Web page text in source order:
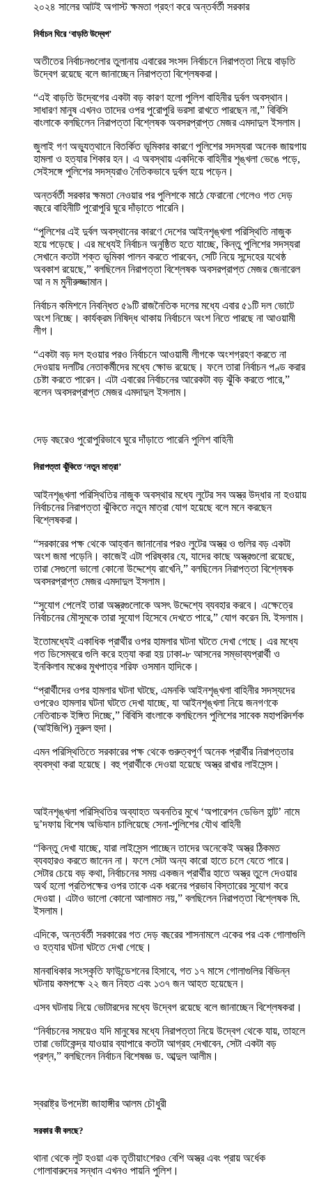
২০২৪ সালের আটই অগাস্ট ক্ষমতা গ্রহণ করে অন্তর্বর্তী সরকার
নির্বাচন ঘিরে ‘বাড়তি উদ্বেগ’
অতীতের নির্বাচনগুলোর তুলানায় এবারের সংসদ নির্বাচনে নিরাপত্তা নিয়ে বাড়তি
উদ্বেগ রয়েছে বলে জানাচ্ছেন নিরাপত্তা বিশ্লেষকরা।
“এই বাড়তি উদ্বেগের একটা বড় কারণ হলো পুলিশ বাহিনীর দুর্বল অবস্থান।
সাধারণ মানুষ এখনও তাদের ওপর পুরোপুরি ভরসা রাখতে পারছেন না,” বিবিসি
বাংলাকে বলছিলেন নিরাপত্তা বিশ্লেষক অবসরপ্রাপ্ত মেজর এমদাদুল ইসলাম।
জুলাই গণ অভ্যুত্থানে বিতর্কিত ভূমিকার কারণে পুলিশের সদস্যরা অনেক জায়গায়
হামলা ও হত্যার শিকার হন। এ অবস্থায় একদিকে বাহিনীর শৃঙ্খলা ভেঙে পড়ে,
সেইসঙ্গে পুলিশের সদস্যরাও নৈতিকভাবে দুর্বল হয়ে পড়েন।
অন্তর্বর্তী সরকার ক্ষমতা নেওয়ার পর পুলিশকে মাঠে ফেরানো গেলেও গত দেড়
বছরে বাহিনীটি পুরোপুরি ঘুরে দাঁড়াতে পারেনি।
“পুলিশের এই দুর্বল অবস্থানের কারণে দেশের আইনশৃঙ্খলা পরিস্থিতি নাজুক
হয়ে পড়েছে। এর মধ্যেই নির্বাচন অনুষ্ঠিত হতে যাচ্ছে, কিন্তু পুলিশের সদস্যরা
সেখানে কতটা শক্ত ভূমিকা পালন করতে পারবেন, সেটি নিয়ে সন্দেহের যথেষ্ঠ
অবকাশ রয়েছে,” বলছিলেন নিরাপত্তা বিশ্লেষক অবসরপ্রাপ্ত মেজর জেনারেল
আ ন ম মুনীরুজ্জামান।
নির্বাচন কমিশনে নিবন্ধিত ৫৯টি রাজনৈতিক দলের মধ্যে এবার ৫১টি দল ভোটে
অংশ নিচ্ছে। কার্যক্রম নিষিদ্ধ থাকায় নির্বাচনে অংশ নিতে পারছে না আওয়ামী
লীগ।
“একটা বড় দল হওয়ার পরও নির্বাচনে আওয়ামী লীগকে অংশগ্রহণ করতে না
দেওয়ায় দলটির নেতাকর্মীদের মধ্যে ক্ষোভ রয়েছে। ফলে তারা নির্বাচন পণ্ড করার
চেষ্টা করতে পারেন। এটা এবারের নির্বাচনের আরেকটা বড় ঝুঁকি করতে পারে,”
বলেন অবসরপ্রাপ্ত মেজর এমদাদুল ইসলাম।
দেড় বছরেও পুরোপুরিভাবে ঘুরে দাঁড়াতে পারেনি পুলিশ বাহিনী
নিরাপত্তা ঝুঁকিতে ‘নতুন মাত্রা’
আইনশৃঙ্খলা পরিস্থিতির নাজুক অবস্থার মধ্যে লুটের সব অস্ত্র উদ্ধার না হওয়ায়
নির্বাচনের নিরাপত্তা ঝুঁকিতে নতুন মাত্রা যোগ হয়েছে বলে মনে করছেন
বিশ্লেষকরা।
“সরকারের পক্ষ থেকে আহ্বান জানানোর পরও লুটের অস্ত্র ও গুলির বড় একটা
অংশ জমা পড়েনি। কাজেই এটা পরিষ্কার যে, যাদের কাছে অস্ত্রগুলো রয়েছে,
তারা সেগুলো ভালো কোনো উদ্দেশ্যে রাখেনি,” বলছিলেন নিরাপত্তা বিশ্লেষক
অবসরপ্রাপ্ত মেজর এমদাদুল ইসলাম।
“সুযোগ পেলেই তারা অস্ত্রগুলোকে অসৎ উদ্দেশ্যে ব্যবহার করবে। এক্ষেত্রে
নির্বাচনের মৌসুমকে তারা সুযোগ হিসেবে দেখতে পারে,” যোগ করেন মি. ইসলাম।
ইতোমধ্যেই একাধিক প্রার্থীর ওপর হামলার ঘটনা ঘটতে দেখা গেছে। এর মধ্যে
গত ডিসেম্বরে গুলি করে হত্যা করা হয় ঢাকা-৮ আসনের সম্ভাব্যপ্রার্থী ও
ইনকিলাব মঞ্চের মুখপাত্র শরিফ ওসমান হাদিকে।
“প্রার্থীদের ওপর হামলার ঘটনা ঘটছে, এমনকি আইনশৃঙ্খলা বাহিনীর সদস্যদের
ওপরেও হামলার ঘটনা ঘটতে দেখা যাচ্ছে, যা আইনশৃঙ্খলা নিয়ে জনগণকে
নেতিবাচক ইঙ্গিত দিচ্ছে,” বিবিসি বাংলাকে বলছিলেন পুলিশের সাবেক মহাপরিদর্শক
(আইজিপি) নুরুল হুদা।
এমন পরিস্থিতিতে সরকারের পক্ষ থেকে গুরুত্বপূর্ণ অনেক প্রার্থীর নিরাপত্তার
ব্যবস্থা করা হয়েছে। বহু প্রার্থীকে দেওয়া হয়েছে অস্ত্র রাখার লাইসেন্স।
আইনশৃঙ্খলা পরিস্থিতির অব্যাহত অবনতির মুখে ‘অপারেশন ডেভিল হান্ট’ নামে
দু’দফায় বিশেষ অভিযান চালিয়েছে সেনা-পুলিশের যৌথ বাহিনী
“কিন্তু দেখা যাচ্ছে, যারা লাইসেন্স পাচ্ছেন তাদের অনেকেই অস্ত্র ঠিকমত
ব্যবহারও করতে জানেন না। ফলে সেটা অন্য কারো হাতে চলে যেতে পারে।
সেটার চেয়ে বড় কথা, নির্বাচনের সময় একজন প্রার্থীর হাতে অস্ত্র তুলে দেওয়ার
অর্থ হলো প্রতিপক্ষের ওপর তাকে এক ধরনের প্রভাব বিস্তারের সুযোগ করে
দেওয়া। এটাও ভালো কোনো আলামত নয়,” বলছিলেন নিরাপত্তা বিশ্লেষক মি.
ইসলাম।
এদিকে, অন্তর্বর্তী সরকারের গত দেড় বছরের শাসনামলে একের পর এক গোলাগুলি
ও হত্যার ঘটনা ঘটতে দেখা গেছে।
মানবাধিকার সংস্কৃতি ফাউন্ডেশনের হিসাবে, গত ১৭ মাসে গোলাগুলির বিভিন্ন
ঘটনায় কমপক্ষে ২২ জন নিহত এবং ১৩৭ জন আহত হয়েছেন।
এসব ঘটনায় নিয়ে ভোটারদের মধ্যে উদ্বেগ রয়েছে বলে জানাচ্ছেন বিশ্লেষকরা।
“নির্বাচনের সময়েও যদি মানুষের মধ্যে নিরাপত্তা নিয়ে উদ্বেগ থেকে যায়, তাহলে
তারা ভোটকেন্দ্র যাওয়ার ব্যাপারে কতটা আগ্রহ দেখাবেন, সেটা একটা বড়
প্রশ্ন,” বলছিলেন নির্বাচন বিশেষজ্ঞ ড. আব্দুল আলীম।
স্বরাষ্ট্র উপদেষ্টা জাহাঙ্গীর আলম চৌধুরী
সরকার কী বলছে?
থানা থেকে লুট হওয়া এক তৃতীয়াংশেরও বেশি অস্ত্র এবং প্রায় অর্ধেক
গোলাবারুদের সন্ধান এখনও পায়নি পুলিশ।